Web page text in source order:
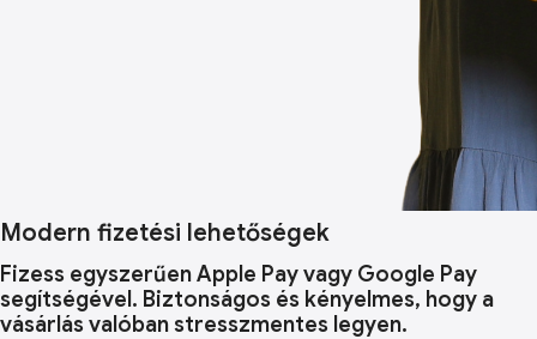
Modern fizetési lehetőségek
Fizess egyszerűen Apple Pay vagy Google Pay
segítségével. Biztonságos és kényelmes, hogy a
vásárlás valóban stresszmentes legyen.